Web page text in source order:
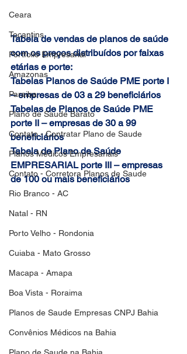
Ceara
Tocantins
Portfolio Empresarial
Amazonas
Paraiba
Plano de Saude Barato
Contato - Contratar Plano de Saude
Planos Médicos Empresariais
Contato - Corretora Planos de Saude
Rio Branco - AC
Natal - RN
Porto Velho - Rondonia
Cuiaba - Mato Grosso
Macapa - Amapa
Boa Vista - Roraima
Planos de Saude Empresas CNPJ Bahia
Convênios Médicos na Bahia
Tabela de vendas de planos de saúde
com os preços distribuídos por faixas
etárias e porte:
Tabelas Planos de Saúde PME porte I
– empresas de 03 a 29 beneficiários
Tabelas de Planos de Saúde PME
porte II – empresas de 30 a 99
beneficiários
Tabela de Plano de Saúde
EMPRESARIAL porte III – empresas
de 100 ou mais beneficiários